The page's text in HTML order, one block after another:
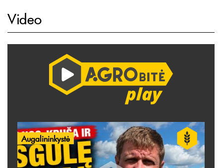
Video
Augalininkystė